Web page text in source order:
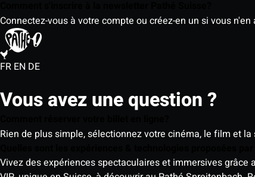
Connectez-vous à votre compte ou créez-en un si vous
FR EN DE
Vous avez une question ?
Rien de plus simple, sélectionnez votre cinéma, le film et
Vivez des expériences spectaculaires et immersives